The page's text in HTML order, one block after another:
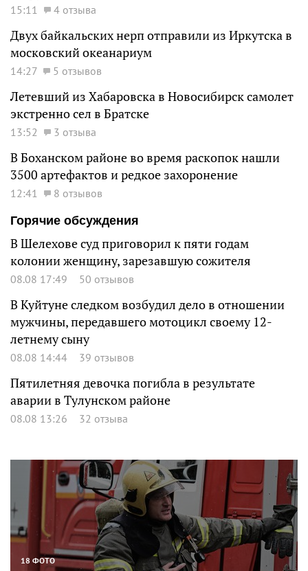
15:11 4 отзыва
Двух байкальских нерп отправили из Иркутска в
московский океанариум
14:27 5 отзывов
Летевший из Хабаровска в Новосибирск самолет
экстренно сел в Братске
13:52 3 отзыва
В Боханском районе во время раскопок нашли
3500 артефактов и редкое захоронение
12:41
8 отзывов
Горячие обсуждения
В Шелехове суд приговорил к пяти годам
колонии женщину, зарезавшую сожителя
08.08 17:49 50 отзывов
В Куйтуне следком возбудил дело в отношении
мужчины, передавшего мотоцикл своему 12-
летнему сыну
08.08 14:44 39 отзывов
Пятилетняя девочка погибла в результате
аварии в Тулунском районе
08.08 13:26 32 отзыва
18 ФОТО